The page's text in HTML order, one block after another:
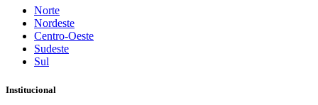
Norte
Nordeste
Centro-Oeste
Sudeste
Sul
Institucional